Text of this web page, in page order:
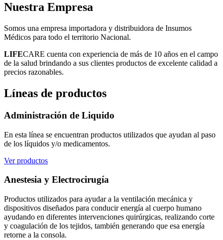
Nuestra Empresa
Somos una empresa importadora y distribuidora de Insumos
Médicos para todo el territorio Nacional.
LIFECARE cuenta con experiencia de más de 10 años en el campo
de la salud brindando a sus clientes productos de excelente calidad a
precios razonables.
Líneas de productos
Administración de Liquido
En esta línea se encuentran productos utilizados que ayudan al paso
de los líquidos y/o medicamentos.
Ver productos
Anestesia y Electrocirugía
Productos utilizados para ayudar a la ventilación mecánica y
dispositivos diseñados para conducir energía al cuerpo humano
ayudando en diferentes intervenciones quirúrgicas, realizando corte
y coagulación de los tejidos, también generando que esa energía
retorne a la consola.